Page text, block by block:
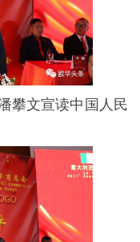
⽂宣读中国⼈民